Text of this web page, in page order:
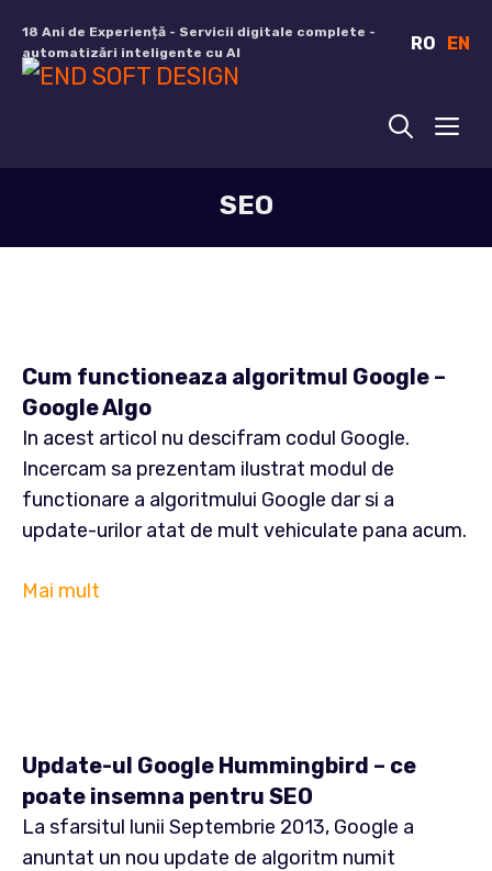
conținut
18 Ani de Experiență - Servicii digitale complete -
automatizări inteligente cu AI
RO EN
SEO
Cum functioneaza algoritmul Google –
Google Algo
In acest articol nu descifram codul Google.
Incercam sa prezentam ilustrat modul de
functionare a algoritmului Google dar si a
update-urilor atat de mult vehiculate pana acum.
Mai mult
Update-ul Google Hummingbird – ce
poate insemna pentru SEO
La sfarsitul lunii Septembrie 2013, Google a
anuntat un nou update de algoritm numit